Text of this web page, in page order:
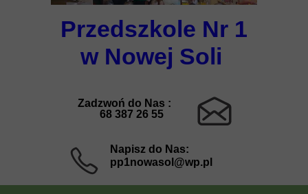
Napisz do Nas:
pp1nowasol@wp.pl
Zadzwoń do Nas :
68 387 26 55
Przedszkole Nr 1
w Nowej Soli